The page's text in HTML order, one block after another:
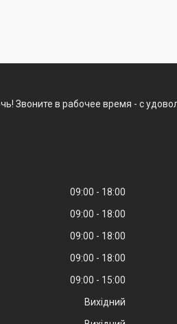
Звоните в рабочее время - с
09:00
18:00
09:00
18:00
09:00
18:00
09:00
18:00
09:00
15:00
Вихідний